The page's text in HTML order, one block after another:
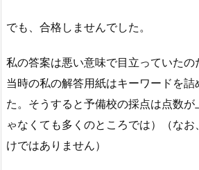
でも、合格しませんでした。
私の答案は悪い意味で目立っていた
当時の私の解答用紙はキーワードを詰
た。そうすると予備校の採点は点数
ゃなくても多くのところでは）（な
けではありません）